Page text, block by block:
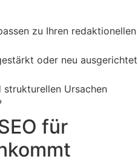
zu Ihren redaktionellen
oder neu ausgerichtet
strukturellen Ursachen
für